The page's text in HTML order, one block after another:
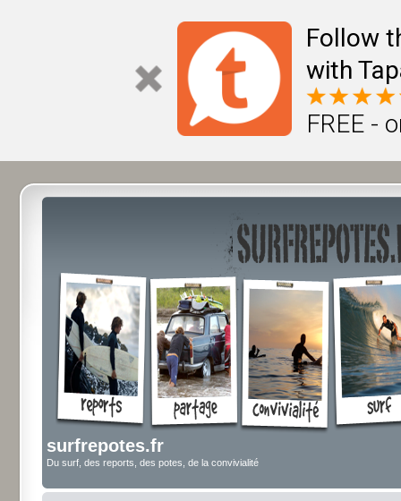
Follow
with
FREE -
surfrepotes.fr
Du surf, des reports, des potes, de la convivialité